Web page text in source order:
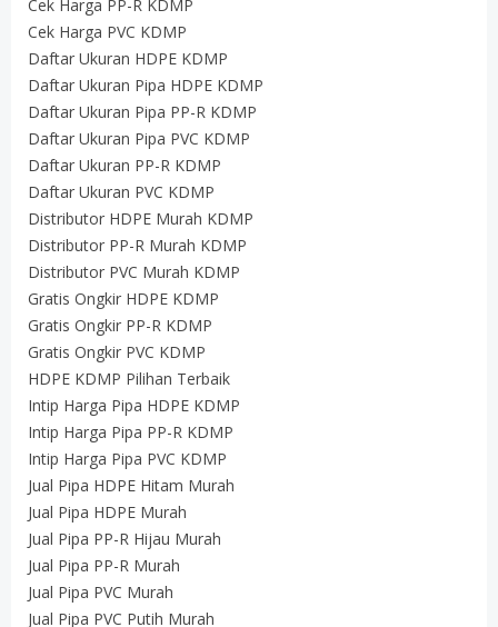
Cek Harga PP-R KDMP
Cek Harga PVC KDMP
Daftar Ukuran HDPE KDMP
Daftar Ukuran Pipa HDPE KDMP
Daftar Ukuran Pipa PP-R KDMP
Daftar Ukuran Pipa PVC KDMP
Daftar Ukuran PP-R KDMP
Daftar Ukuran PVC KDMP
Distributor HDPE Murah KDMP
Distributor PP-R Murah KDMP
Distributor PVC Murah KDMP
Gratis Ongkir HDPE KDMP
Gratis Ongkir PP-R KDMP
Gratis Ongkir PVC KDMP
HDPE KDMP Pilihan Terbaik
Intip Harga Pipa HDPE KDMP
Intip Harga Pipa PP-R KDMP
Intip Harga Pipa PVC KDMP
Jual Pipa HDPE Hitam Murah
Jual Pipa HDPE Murah
Jual Pipa PP-R Hijau Murah
Jual Pipa PP-R Murah
Jual Pipa PVC Murah
Jual Pipa PVC Putih Murah